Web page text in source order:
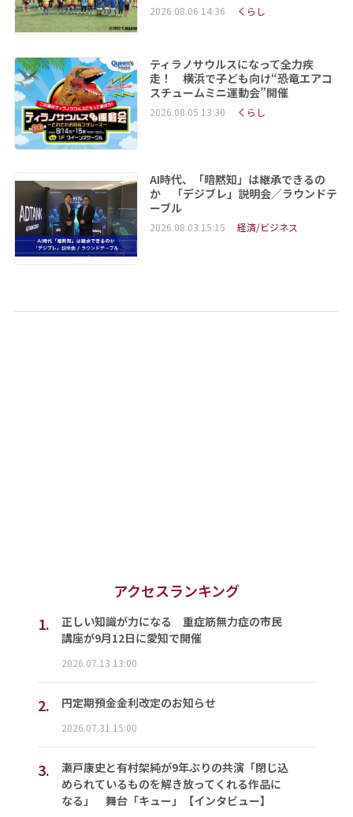
2026.08.06 14:36 くらし
ティラノサウルスになって全力疾
走！ 横浜で子ども向け“恐竜エアコ
スチュームミニ運動会”開催
2026.08.05 13:30 くらし
AI時代、「暗黙知」は継承できるの
か 「デジブレ」説明会／ラウンドテ
ーブル
2026.08.03 15:15 経済/ビジネス
アクセスランキング
1.
正しい知識が力になる 重症筋無力症の市民
講座が9月12日に愛知で開催
2026.07.13 13:00
2. 円定期預金金利改定のお知らせ
2026.07.31 15:00
3.
瀬戸康史と有村架純が9年ぶりの共演「閉じ込
められているものを解き放ってくれる作品に
なる」 舞台「キュー」【インタビュー】